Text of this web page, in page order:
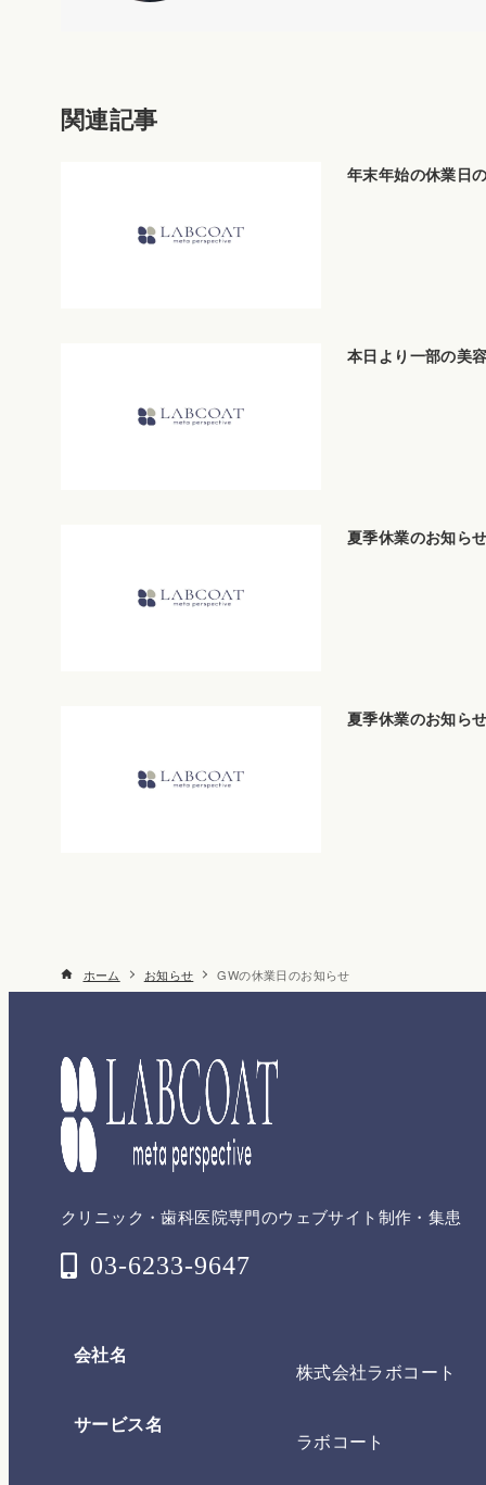
関連記事
年末年始の休業日
本日より一部の美
夏季休業のお知ら
夏季休業のお知ら
ホーム お知らせ GWの休業日のお知らせ
クリニック・歯科医院専門のウェブサイト制作・集患
03-6233-9647
会社名
株式会社ラボコート
サービス名
ラボコート